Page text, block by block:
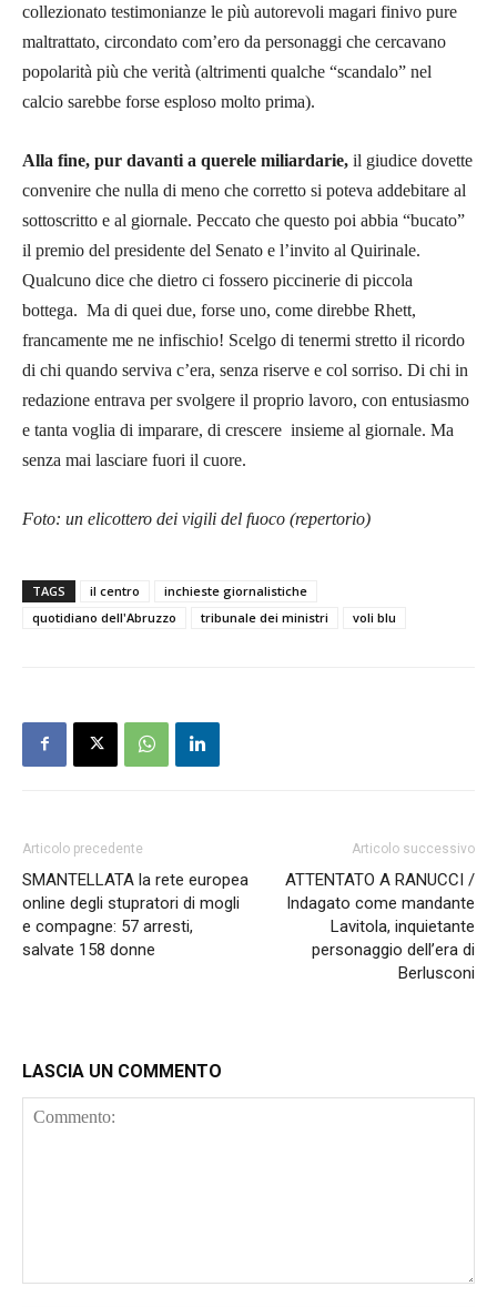
collezionato testimonianze le più autorevoli magari finivo pure
maltrattato, circondato com’ero da personaggi che cercavano
popolarità più che verità (altrimenti qualche “scandalo” nel
calcio sarebbe forse esploso molto prima).
Alla fine, pur davanti a querele miliardarie, il giudice dovette
convenire che nulla di meno che corretto si poteva addebitare al
sottoscritto e al giornale. Peccato che questo poi abbia “bucato”
il premio del presidente del Senato e l’invito al Quirinale.
Qualcuno dice che dietro ci fossero piccinerie di piccola
bottega. Ma di quei due, forse uno, come direbbe Rhett,
francamente me ne infischio! Scelgo di tenermi stretto il ricordo
di chi quando serviva c’era, senza riserve e col sorriso. Di chi in
redazione entrava per svolgere il proprio lavoro, con entusiasmo
e tanta voglia di imparare, di crescere insieme al giornale. Ma
senza mai lasciare fuori il cuore.
Foto: un elicottero dei vigili del fuoco (repertorio)
TAGS il centro
inchieste giornalistiche
quotidiano dell'Abruzzo
tribunale dei ministri voli blu
Articolo precedente
SMANTELLATA la rete europea
online degli stupratori di mogli
e compagne: 57 arresti,
salvate 158 donne
Articolo successivo
ATTENTATO A RANUCCI /
Indagato come mandante
Lavitola, inquietante
personaggio dell’era di
Berlusconi
LASCIA UN COMMENTO